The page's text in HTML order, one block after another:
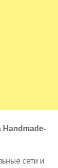
Handmade-
сети и